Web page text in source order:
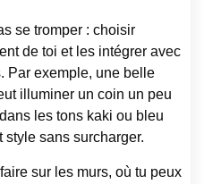
se tromper : choisir
de toi et les intégrer avec
Par exemple, une belle
illuminer un coin un peu
les tons kaki ou bleu
style sans surcharger.
sur les murs, où tu peux